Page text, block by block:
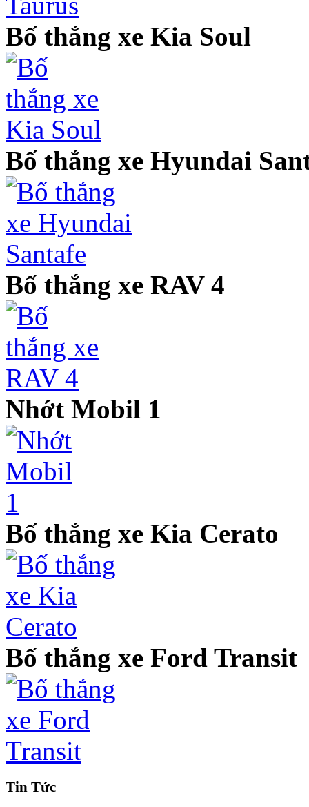
Bố thắng xe Kia Soul
Bố thắng xe Hyundai
Bố thắng xe RAV 4
Nhớt Mobil 1
Bố thắng xe Kia Cerato
Bố thắng xe Ford Transit
Tin Tức